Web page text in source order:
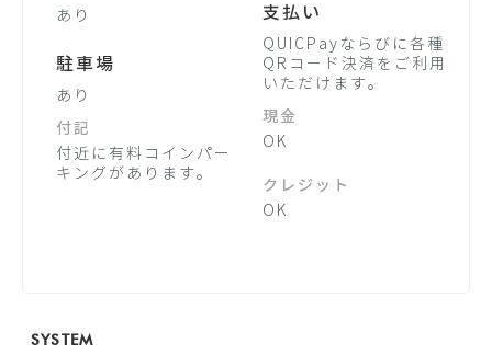
あり
駐車場
あり
付記
付近に有料コインパー
キングがあります。
支払い
QUICPayならびに各種
QRコード決済をご利用
いただけます。
現金
OK
クレジット
OK
SYSTEM